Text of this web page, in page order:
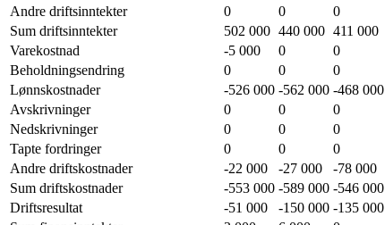
Andre driftsinntekter
0 0 0
Sum driftsinntekter
502 000 440 000 411 000
Varekostnad
-5 000 0 0
Beholdningsendring
0 0 0
Lønnskostnader
-526 000 -562 000 -468 000
Avskrivninger
0 0 0
Nedskrivninger
0 0 0
Tapte fordringer
0 0 0
Andre driftskostnader
-22 000 -27 000 -78 000
Sum driftskostnader
-553 000 -589 000 -546 000
Driftsresultat
-51 000 -150 000 -135 000